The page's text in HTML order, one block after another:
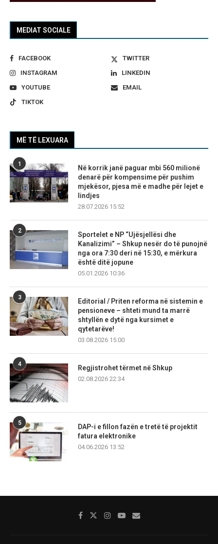
MEDIAT SOCIALE
FACEBOOK
TWITTER
INSTAGRAM
LINKEDIN
YOUTUBE
EMAIL
TIKTOK
MË TË LEXUARA
1
Në korrik janë paguar mbi 560 milionë
denarë për kompensime për pushim
mjekësor, pjesa më e madhe për lejet e
lindjes
28.07.2026 15:52
2
Sportelet e NP “Ujësjellësi dhe
Kanalizimi” – Shkup nesër do të punojnë
nga ora 7:30 deri në 15:30, e mërkura
është ditë jopune
05.01.2026 10:36
3
Editorial / Priten reforma në sistemin e
pensioneve – shteti mund ta marrë
shtyllën e dytë nga kursimet e
qytetarëve!
03.08.2026 15:00
4
Regjistrohet tërmet në Shkup
02.08.2026 22:34
5
DAP-i e fillon fazën e tretë të projektit
fatura elektronike
04.06.2026 13:52